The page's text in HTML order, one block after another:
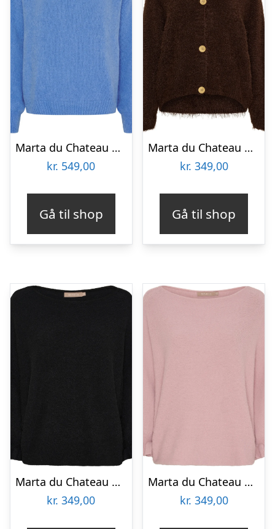
Marta du Chateau dame strik MdcRosa 5102 – Azure Blue
kr. 549,00
Gå til shop
Marta du Chateau dame strik MdcDakota 809 – Moro
kr. 349,00
Gå til shop
Marta du Chateau dame strik MdcElderflower 30003 – Black
kr. 349,00
Marta du Chateau dame strik MdcElderflower 30003 – Old Rose
kr. 349,00